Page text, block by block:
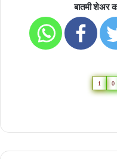
बातमी शेअर
1 0